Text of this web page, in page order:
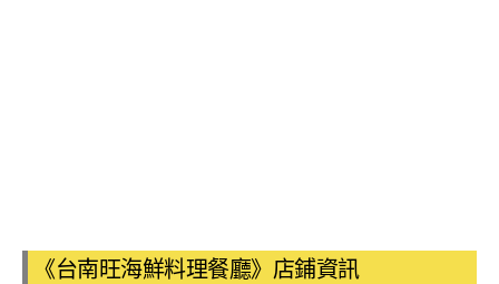
《台南旺海鮮料理餐廳》店鋪資訊